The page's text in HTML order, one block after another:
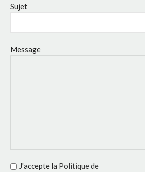
Sujet
Message
J'accepte la Politique de